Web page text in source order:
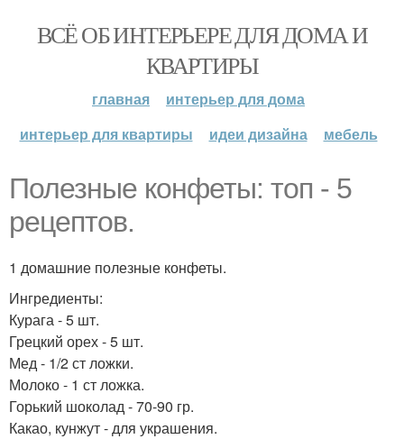
ВСЁ ОБ ИНТЕРЬЕРЕ ДЛЯ ДОМА И
КВАРТИРЫ
главная
интерьер для дома
интерьер для квартиры
идеи дизайна мебель
Полезные конфеты: топ - 5
рецептов.
1 домашние полезные конфеты.
Ингредиенты:
Курага - 5 шт.
Грецкий орех - 5 шт.
Мед - 1/2 ст ложки.
Молоко - 1 ст ложка.
Горький шоколад - 70-90 гр.
Какао, кунжут - для украшения.